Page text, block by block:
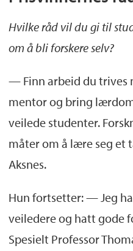
Hvilke råd vil du gi til
om å bli forskere selv?
— Finn arbeid du trives
mentor og bring
veilede studenter.
måter om å lære seg et
Aksnes.
Hun fortsetter: — Jeg
veiledere og hatt gode
Spesielt Professor